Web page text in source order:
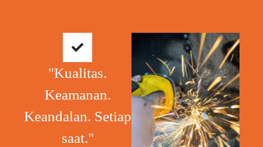
"Kualitas.
Keamanan.
Keandalan. Setiap
saat."